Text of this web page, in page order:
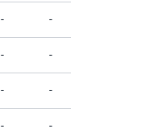
- -
- -
- -
- -